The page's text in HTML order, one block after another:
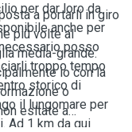
per dar loro da
anche per
posso
troppo tempo
storico di
il lungomare per
Ad 1 km da qui
a portarli in giro
più volte al
media-grande.
io con la
o
esitate a